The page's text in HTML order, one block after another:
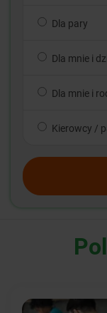
Dla pary
Dla mnie i
Dla mnie i
Kierowcy /